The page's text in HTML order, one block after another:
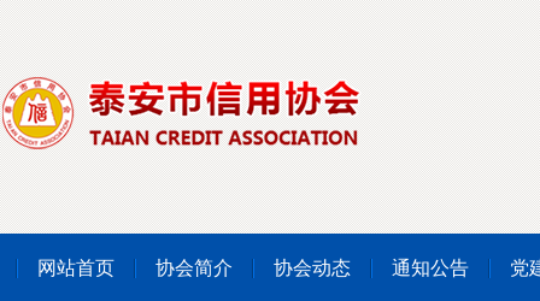
网站首页 协会简介 协会动态 通知公告 党